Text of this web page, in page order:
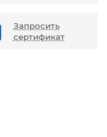
Запросить
сертификат